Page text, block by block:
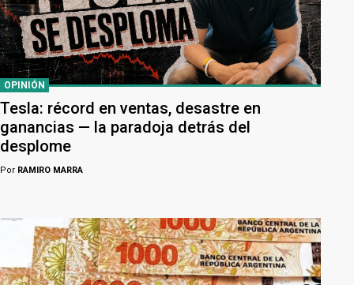
OPINIÓN
Tesla: récord en ventas, desastre en
ganancias — la paradoja detrás del
desplome
Por RAMIRO MARRA